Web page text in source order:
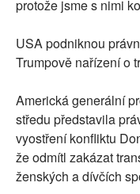
protože jsme s nimi
USA podniknou
Trumpově nařízení o
Americká generální
středu představila
vyostření konfliktu
že odmítl zakázat
ženských a dívčích